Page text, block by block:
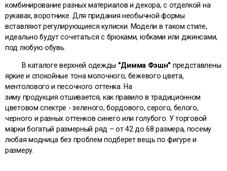
комбинирование разных материалов и декора, с отделкой на
рукавах, воротнике. Для придания необычной формы
вставляют регулирующиеся кулиски. Модели в таком стиле,
идеально будут сочетаться с брюками, юбками или джинсами,
под любую обувь.
В каталоге верхней одежды "Димма Фэшн" представлены
яркие и спокойные тона молочного, бежевого цвета,
ментолового и песочного оттенка. На
зиму продукция отшивается, как правило в традиционном
цветовом спектре - зеленого, бордового, серого, белого,
черного и разных оттенков синего или голубого. У торговой
марки богатый размерный ряд – от 42 до 68 размера, посему
любая модница без проблем подберет вещь по фигуре и
размеру.